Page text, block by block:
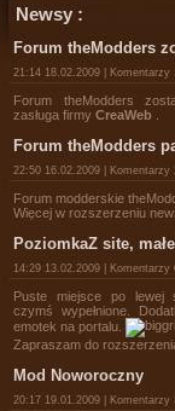
Newsy :
Forum theModders
21:14 18.02.2009 |
Forum theModders
zasługa firmy CreaWeb
Forum theModders
22:50 16.02.2009 |
Forum modderskie
Więcej w rozszerzeniu
PoziomkaZ site,
14:29 13.02.2009 |
Puste miejsce po lewej
czymś wypełnione.
emotek na portalu.
Zapraszam do
Mod Noworoczny
20:17 19.01.2009 |